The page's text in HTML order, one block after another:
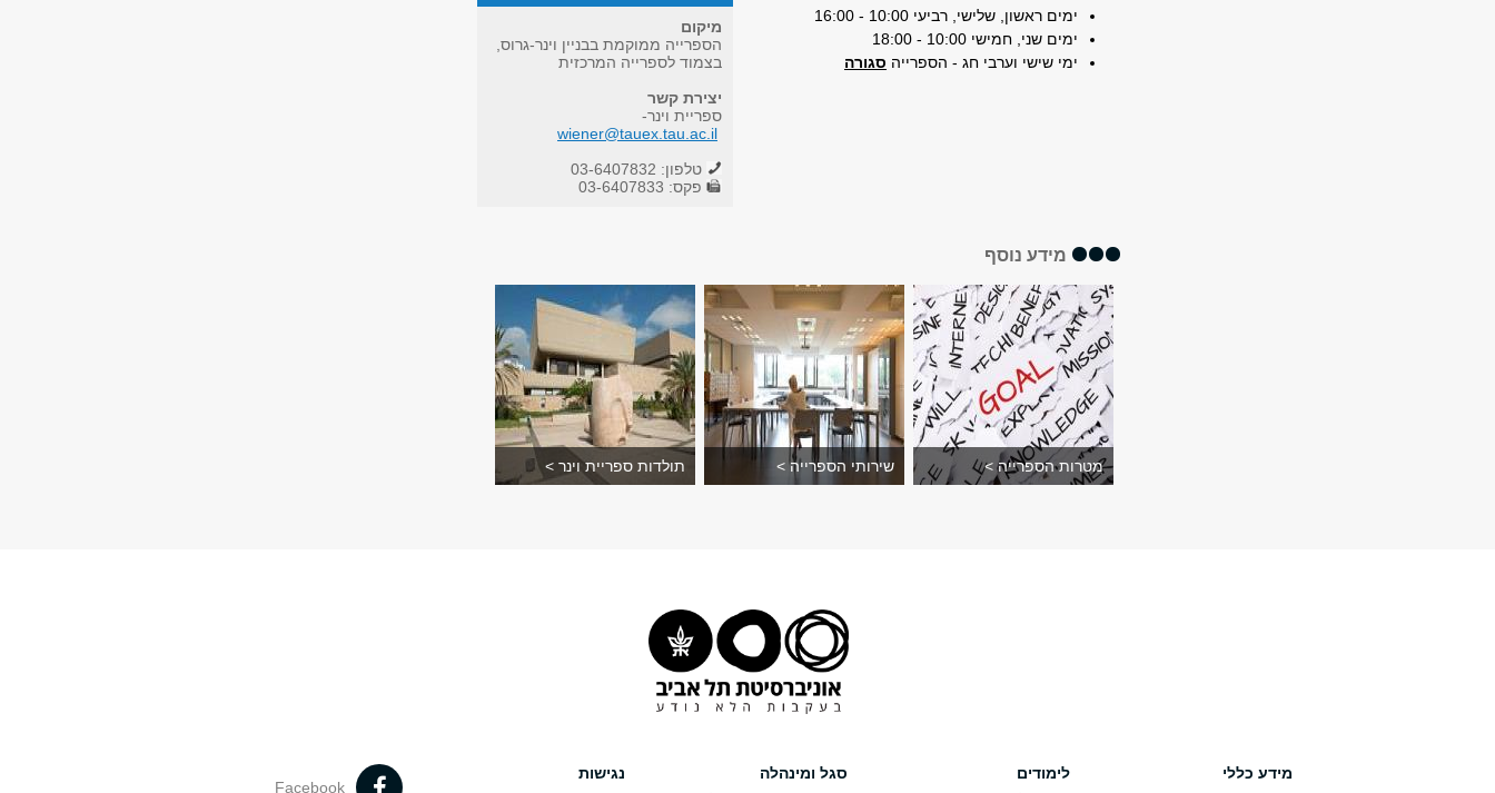
מיקום
הספרייה ממוקמת בבניין וינר-גרוס,
בצמוד לספרייה המרכזית
יצירת קשר
ספריית וינר-
wiener@tauex.tau.ac.il
טלפון: 03-6407832
​ פקס: 03-6407833
ימים ראשון, שלישי, רביעי 10:00 - 16:00
ימים שני, חמישי 10:00 - 18:00
ימי שישי וערבי חג - הספרייה סגורה
מידע נוסף
מטרות הספרייה > שירותי הספרייה > תולדות ספריית וינר >
מידע כללי
לימודים
סגל ומינהלה
נגישות
Facebook